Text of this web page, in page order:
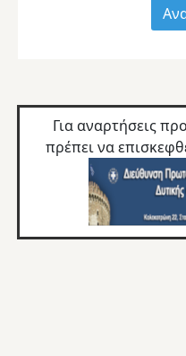
Για αναρτήσεις
πρέπει να